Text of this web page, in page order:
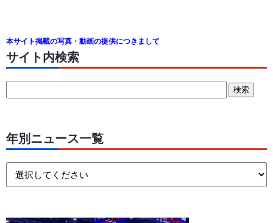
本サイト掲載の写真・動画の提供につきまして
サイト内検索
年別ニュース一覧